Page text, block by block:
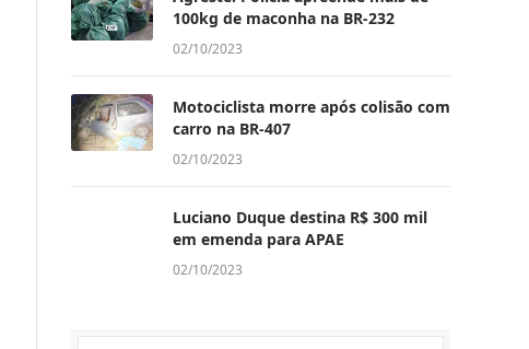
100kg de maconha na BR-232
02/10/2023
Motociclista morre após colisão com
carro na BR-407
02/10/2023
Luciano Duque destina R$ 300 mil
em emenda para APAE
02/10/2023